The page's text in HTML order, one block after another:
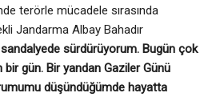
terörle mücadele sırasında
Jandarma Albay Bahadır
sandalyede sürdürüyorum. Bugün çok
bir gün. Bir yandan Gaziler Günü
düşündüğümde hayatta